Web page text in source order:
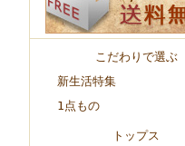
こだわりで選ぶ
新生活特集
1点もの
トップス